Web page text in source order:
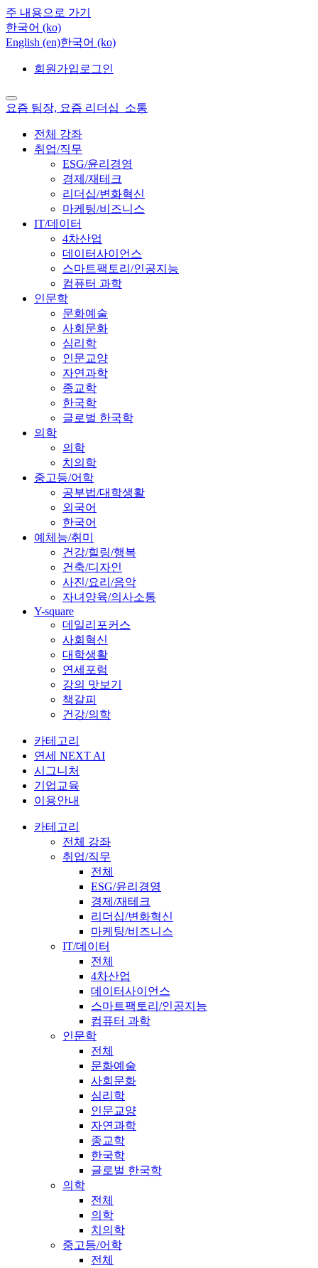
주 내용으로 가기
한국어 ‎(ko)‎
English ‎(en)‎한국어 ‎(ko)‎
회원가입 로그인
요즘 팀장, 요즘 리더십_소통
전체 강좌
취업/직무
ESG/윤리경영
경제/재테크
리더십/변화혁신
마케팅/비즈니스
IT/데이터
4차산업
데이터사이언스
스마트팩토리/인공지능
컴퓨터 과학
인문학
문화예술
사회문화
심리학
인문교양
자연과학
종교학
한국학
글로벌 한국학
의학
의학
치의학
중고등/어학
공부법/대학생활
외국어
한국어
예체능/취미
건강/힐링/행복
건축/디자인
사진/요리/음악
자녀양육/의사소통
Y-square
데일리포커스
사회혁신
대학생활
연세포럼
강의 맛보기
책갈피
건강/의학
카테고리
연세 NEXT AI
시그니처
기업교육
이용안내
카테고리
전체 강좌
취업/직무
전체
ESG/윤리경영
경제/재테크
리더십/변화혁신
마케팅/비즈니스
IT/데이터
전체
4차산업
데이터사이언스
스마트팩토리/인공지능
컴퓨터 과학
인문학
전체
문화예술
사회문화
심리학
인문교양
자연과학
종교학
한국학
글로벌 한국학
의학
전체
의학
치의학
중고등/어학
전체